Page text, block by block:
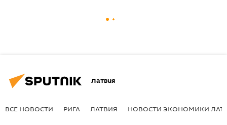
Латвия
ВСЕ НОВОСТИ РИГА ЛАТВИЯ НОВОСТИ ЭКОНОМИКИ